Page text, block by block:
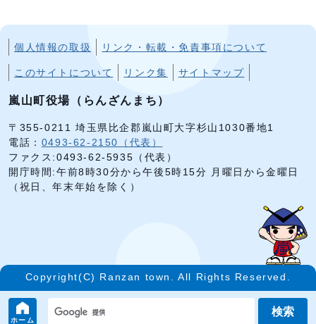
ホーム
検索
個人情報の取扱 リンク・転載・免責事項について
このサイトについて リンク集 サイトマップ
嵐山町役場（らんざんまち）
〒355-0211 埼玉県比企郡嵐山町大字杉山1030番地1
電話： 0493-62-2150（代表）
ファクス:0493-62-5935（代表）
開庁時間:午前8時30分から午後5時15分 月曜日から金曜日
（祝日、年末年始を除く）
Copyright(C) Ranzan town. All Rights Reserved.